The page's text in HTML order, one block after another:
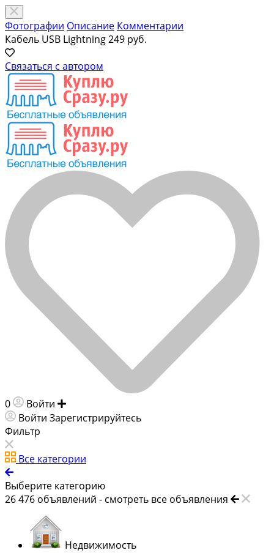
Фотографии Описание Комментарии
Кабель USB Lightning249 руб.
Связаться с автором
0 Войти
Войти Зарегистрируйтесь
Фильтр
Все категории
Выберите категорию
26 476 объявлений - смотреть все объявления
Недвижимость